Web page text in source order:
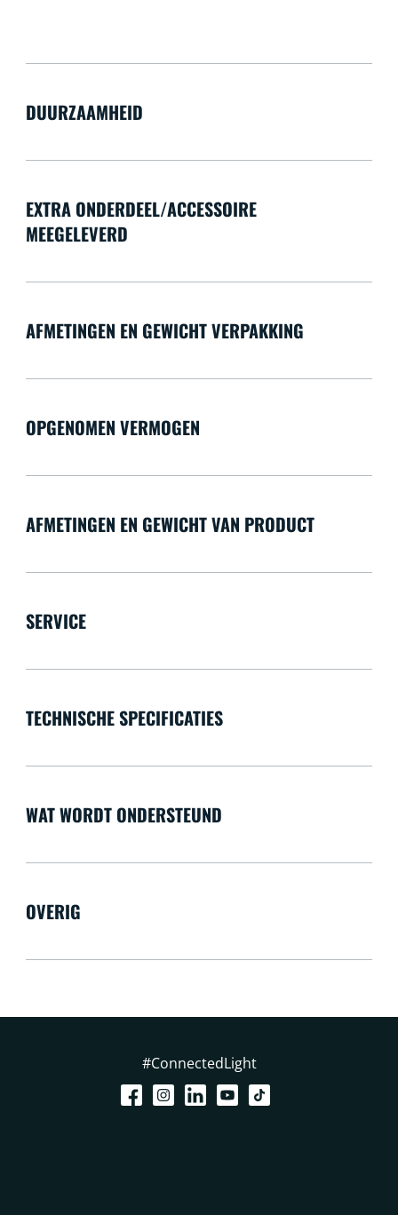
DUURZAAMHEID
EXTRA ONDERDEEL/ACCESSOIRE
MEEGELEVERD
AFMETINGEN EN GEWICHT VERPAKKING
OPGENOMEN VERMOGEN
AFMETINGEN EN GEWICHT VAN PRODUCT
SERVICE
TECHNISCHE SPECIFICATIES
WAT WORDT ONDERSTEUND
OVERIG
#ConnectedLight